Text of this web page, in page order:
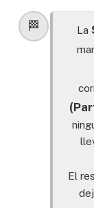
🏁 La
El